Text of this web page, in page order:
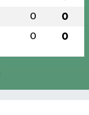
0 0
0 0